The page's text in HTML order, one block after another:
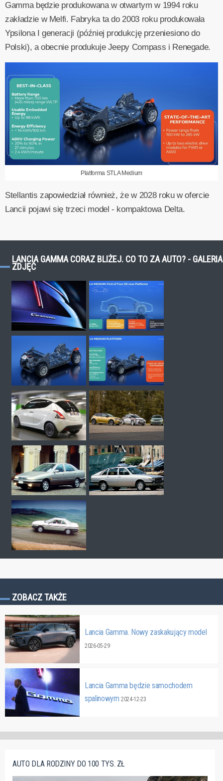
Gamma będzie produkowana w otwartym w 1994 roku
zakładzie w Melfi. Fabryka ta do 2003 roku produkowała
Ypsilona I generacji (później produkcję przeniesiono do
Polski), a obecnie produkuje Jeepy Compass i Renegade.
Platforma STLA Medium
Stellantis zapowiedział również, że w 2028 roku w ofercie
Lancii pojawi się trzeci model - kompaktowa Delta.
LANCIA GAMMA CORAZ BLIŻEJ. CO TO ZA AUTO? - GALERIA
ZDJĘĆ
ZOBACZ TAKŻE
Lancia Gamma. Nowy zaskakujący model
2026-05-29
Lancia Gamma będzie samochodem
spalinowym2024-12-23
AUTO DLA RODZINY DO 100 TYS. ZŁ